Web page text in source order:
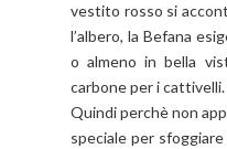
vestito rosso si
l’albero, la Befana
o almeno in bella
carbone per i cattivelli.
Quindi perchè non
speciale per